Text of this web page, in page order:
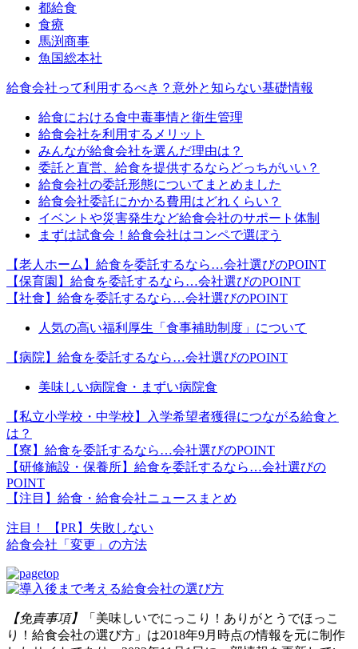
都給食
食療
馬渕商事
魚国総本社
給食会社って利用するべき？意外と知らない基礎情報
給食における食中毒事情と衛生管理
給食会社を利用するメリット
みんなが給食会社を選んだ理由は？
委託と直営、給食を提供するならどっちがいい？
給食会社の委託形態についてまとめました
給食会社委託にかかる費用はどれくらい？
イベントや災害発生など給食会社のサポート体制
まずは試食会！給食会社はコンペで選ぼう
【老人ホーム】給食を委託するなら…会社選びのPOINT
【保育園】給食を委託するなら…会社選びのPOINT
【社食】給食を委託するなら…会社選びのPOINT
人気の高い福利厚生「食事補助制度」について
【病院】給食を委託するなら…会社選びのPOINT
美味しい病院食・まずい病院食
【私立小学校・中学校】入学希望者獲得につながる給食と
は？
【寮】給食を委託するなら…会社選びのPOINT
【研修施設・保養所】給食を委託するなら…会社選びの
POINT
【注目】給食・給食会社ニュースまとめ
注目！
【PR】失敗しない
給食会社「変更」の方法
【免責事項】
「美味しいでにっこり！ありがとうでほっこ
り！給食会社の選び方」は2018年9月時点の情報を元に制作